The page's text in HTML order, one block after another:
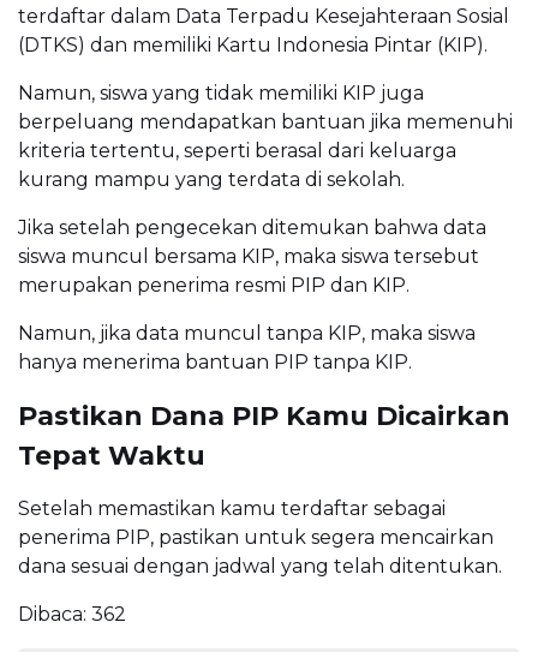
terdaftar dalam Data Terpadu Kesejahteraan Sosial
(DTKS) dan memiliki Kartu Indonesia Pintar (KIP).
Namun, siswa yang tidak memiliki KIP juga
berpeluang mendapatkan bantuan jika memenuhi
kriteria tertentu, seperti berasal dari keluarga
kurang mampu yang terdata di sekolah.
Jika setelah pengecekan ditemukan bahwa data
siswa muncul bersama KIP, maka siswa tersebut
merupakan penerima resmi PIP dan KIP.
Namun, jika data muncul tanpa KIP, maka siswa
hanya menerima bantuan PIP tanpa KIP.
Pastikan Dana PIP Kamu Dicairkan
Tepat Waktu
Setelah memastikan kamu terdaftar sebagai
penerima PIP, pastikan untuk segera mencairkan
dana sesuai dengan jadwal yang telah ditentukan.
Dibaca: 362